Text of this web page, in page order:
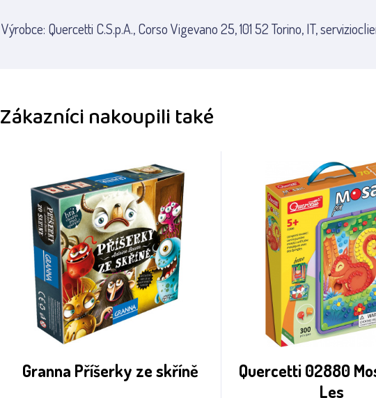
Výrobce: Quercetti C.S.p.A., Corso Vigevano 25, 101 52 Torino, IT,
Zákazníci nakoupili také
Granna Příšerky ze skříně
Quercetti 02880
Les